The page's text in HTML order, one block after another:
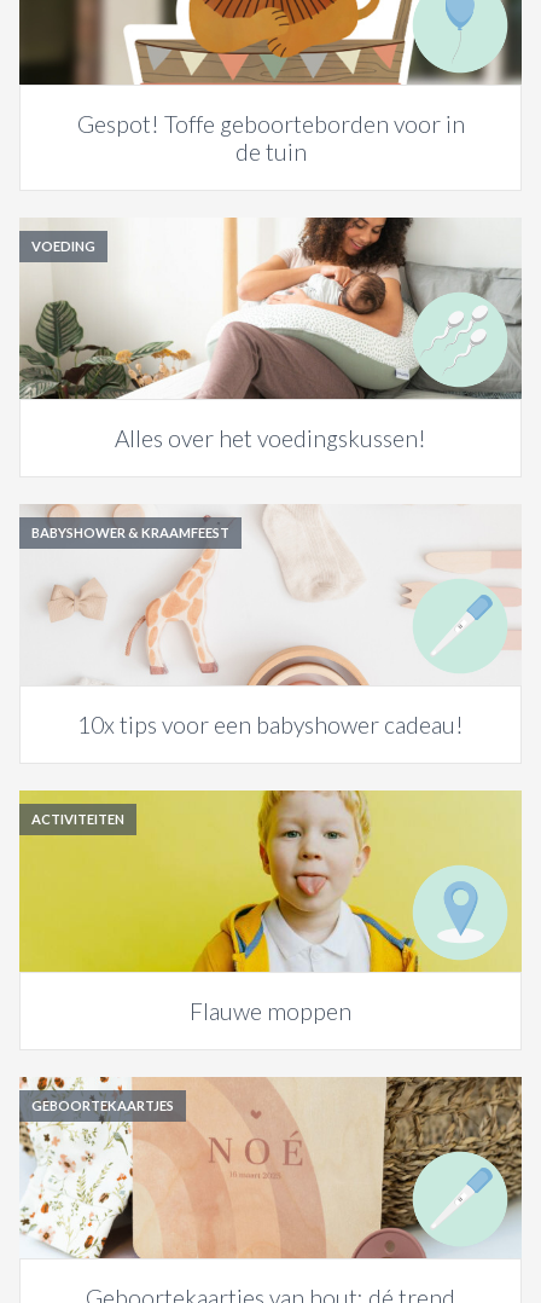
Gespot! Toffe geboorteborden voor in
de tuin
VOEDING
Alles over het voedingskussen!
BABYSHOWER & KRAAMFEEST
10x tips voor een babyshower cadeau!
ACTIVITEITEN
Flauwe moppen
GEBOORTEKAARTJES
Geboortekaartjes van hout: dé trend